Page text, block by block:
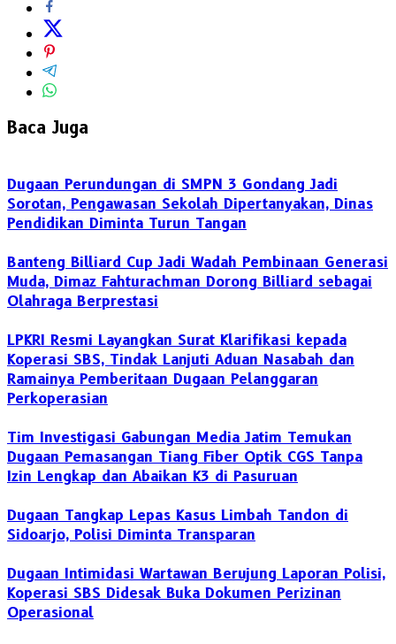
Baca Juga
Dugaan Perundungan di SMPN 3 Gondang Jadi
Sorotan, Pengawasan Sekolah Dipertanyakan, Dinas
Pendidikan Diminta Turun Tangan
Banteng Billiard Cup Jadi Wadah Pembinaan Generasi
Muda, Dimaz Fahturachman Dorong Billiard sebagai
Olahraga Berprestasi
LPKRI Resmi Layangkan Surat Klarifikasi kepada
Koperasi SBS, Tindak Lanjuti Aduan Nasabah dan
Ramainya Pemberitaan Dugaan Pelanggaran
Perkoperasian
Tim Investigasi Gabungan Media Jatim Temukan
Dugaan Pemasangan Tiang Fiber Optik CGS Tanpa
Izin Lengkap dan Abaikan K3 di Pasuruan
Dugaan Tangkap Lepas Kasus Limbah Tandon di
Sidoarjo, Polisi Diminta Transparan
Dugaan Intimidasi Wartawan Berujung Laporan Polisi,
Koperasi SBS Didesak Buka Dokumen Perizinan
Operasional